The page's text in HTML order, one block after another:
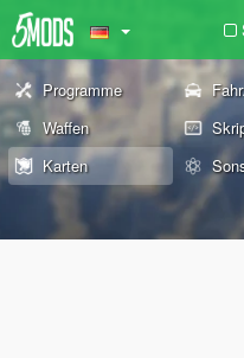
Programme
Waffen
Karten